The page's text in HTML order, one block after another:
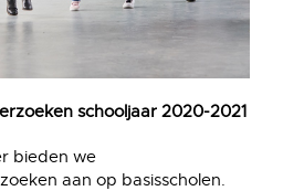
schooljaar 2020-2021
bieden we
aan op basisscholen.